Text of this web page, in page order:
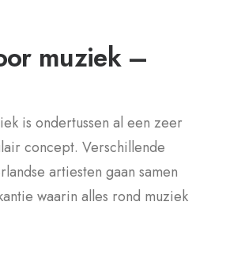
muziek –
is ondertussen al een zeer
concept. Verschillende
artiesten gaan samen
waarin alles rond muziek